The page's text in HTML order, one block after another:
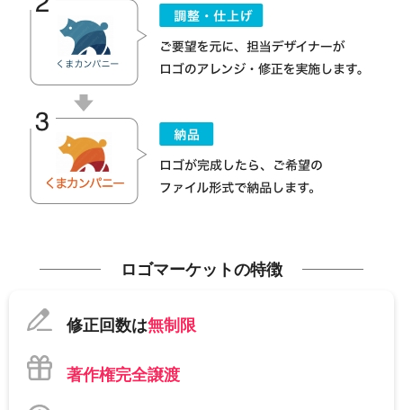
ロゴマーケットの特徴
修正回数は無制限
著作権完全譲渡